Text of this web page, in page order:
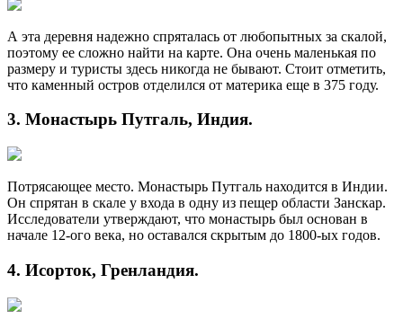
А эта деревня надежно спряталась от любопытных за скалой,
поэтому ее сложно найти на карте. Она очень маленькая по
размеру и туристы здесь никогда не бывают. Стоит отметить,
что каменный остров отделился от материка еще в 375 году.
3. Монастырь Путгаль, Индия.
Потрясающее место. Монастырь Путгаль находится в Индии.
Он спрятан в скале у входа в одну из пещер области Занскар.
Исследователи утверждают, что монастырь был основан в
начале 12-ого века, но оставался скрытым до 1800-ых годов.
4. Исорток, Гренландия.